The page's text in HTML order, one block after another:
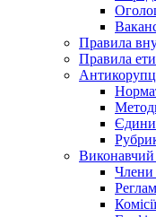
Правила
Правила
Виконавчий
Члени